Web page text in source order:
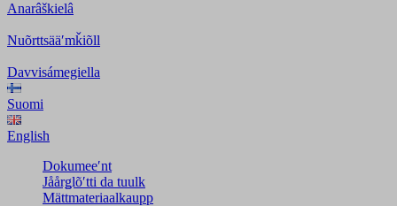
Anarâškielâ
Nuõrttsääʹmǩiõll
Davvisámegiella
Suomi
English
Dokumeeʹnt
Jåårǥlõʹtti da tuulk
Mättmateriaalkaupp